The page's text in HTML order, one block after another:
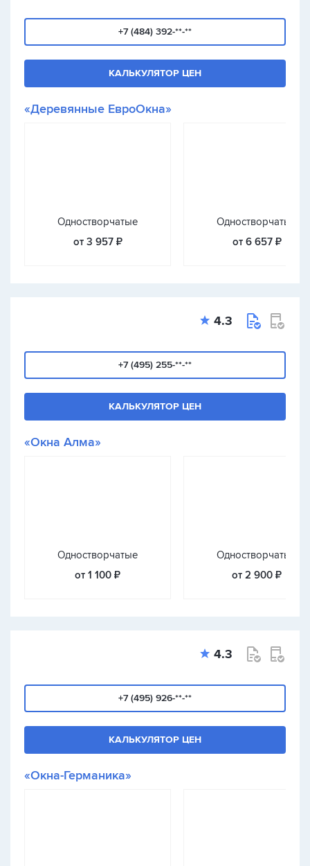
+7 (484) 392-**-**
КАЛЬКУЛЯТОР ЦЕН
«Деревянные ЕвроОкна»
Одностворчатые
от 3 957 ₽
Одностворчатые
от 6 657 ₽
4.3
+7 (495) 255-**-**
КАЛЬКУЛЯТОР ЦЕН
«Окна Алма»
Одностворчатые
от 1 100 ₽
Одностворчатые
от 2 900 ₽
4.3
+7 (495) 926-**-**
КАЛЬКУЛЯТОР ЦЕН
«Окна-Германика»